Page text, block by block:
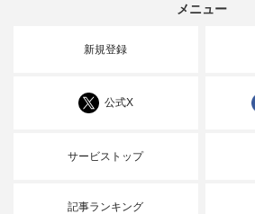
メニュー
新規登録
公式X
サービストップ
記事ランキング